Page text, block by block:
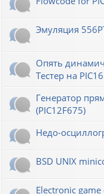
Эмуляция
Опять
Тестер на
Генератор
(PIC12F675)
Недо-
BSD UNIX
Electronic